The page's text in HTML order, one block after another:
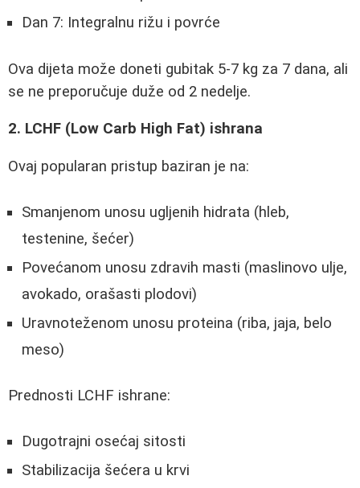
Dan 7: Integralnu rižu i povrće
Ova dijeta može doneti gubitak 5-7 kg za 7 dana, ali
se ne preporučuje duže od 2 nedelje.
2. LCHF (Low Carb High Fat) ishrana
Ovaj popularan pristup baziran je na:
Smanjenom unosu ugljenih hidrata (hleb,
testenine, šećer)
Povećanom unosu zdravih masti (maslinovo ulje,
avokado, orašasti plodovi)
Uravnoteženom unosu proteina (riba, jaja, belo
meso)
Prednosti LCHF ishrane:
Dugotrajni osećaj sitosti
Stabilizacija šećera u krvi